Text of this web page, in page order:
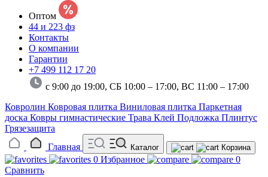
Оптом
44 и 223 фз
Контакты
О компании
Гарантии
+7 499 112 17 20
с 9:00 до 19:00, СБ 10:00 – 17:00, ВС 11:00 – 17:00
Ковролин Ковровая плитка Виниловая плитка Паркетная
доска Ковры гимнастические Трава Клей Подложка Плинтус
Грязезащита
Главная
Каталог Корзина
0 Избранное
0
Сравнить